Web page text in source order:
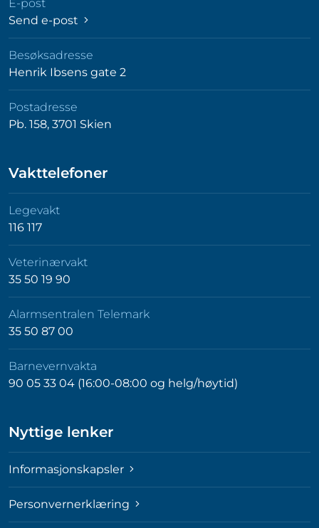
E-post
Send e-post
Besøksadresse
Henrik Ibsens gate 2
Postadresse
Pb. 158, 3701 Skien
Vakttelefoner
Legevakt
116 117
Veterinærvakt
35 50 19 90
Alarmsentralen Telemark
35 50 87 00
Barnevernvakta
90 05 33 04 (16:00-08:00 og helg/høytid)
Nyttige lenker
Informasjonskapsler
Personvernerklæring